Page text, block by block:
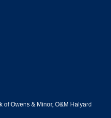
Owens & Minor, O&M Halyard